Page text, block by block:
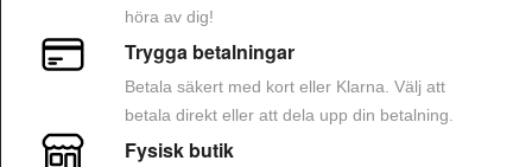
höra av dig!
Trygga betalningar
Betala säkert med kort eller Klarna. Välj att
betala direkt eller att dela upp din betalning.
Fysisk butik